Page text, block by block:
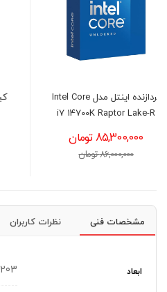
کیس کامپیوتر گرین GREEN
GRIFFIN G9
27,900,000 تومان
28,300,000 تومان
مشخصات فنی نظرات کاربران
ابعاد 203×234 میلی‌متر